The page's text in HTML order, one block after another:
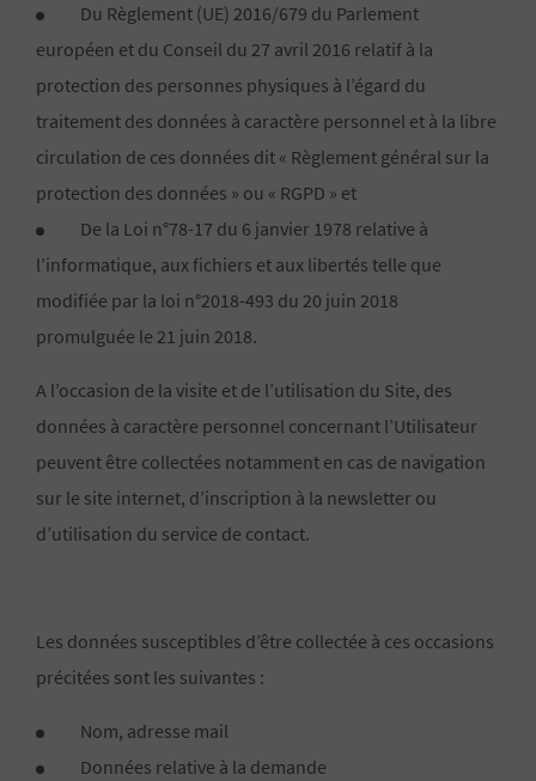
Du Règlement (UE) 2016/679 du Parlement
européen et du Conseil du 27 avril 2016 relatif à la
protection des personnes physiques à l’égard du
traitement des données à caractère personnel et à la libre
circulation de ces données dit « Règlement général sur la
protection des données » ou « RGPD » et
De la Loi n°78-17 du 6 janvier 1978 relative à
l’informatique, aux fichiers et aux libertés telle que
modifiée par la loi n°2018-493 du 20 juin 2018
promulguée le 21 juin 2018.
A l’occasion de la visite et de l’utilisation du Site, des
données à caractère personnel concernant l’Utilisateur
peuvent être collectées notamment en cas de navigation
sur le site internet, d’inscription à la newsletter ou
d’utilisation du service de contact.
Les données susceptibles d’être collectée à ces occasions
précitées sont les suivantes :
Nom, adresse mail
Données relative à la demande